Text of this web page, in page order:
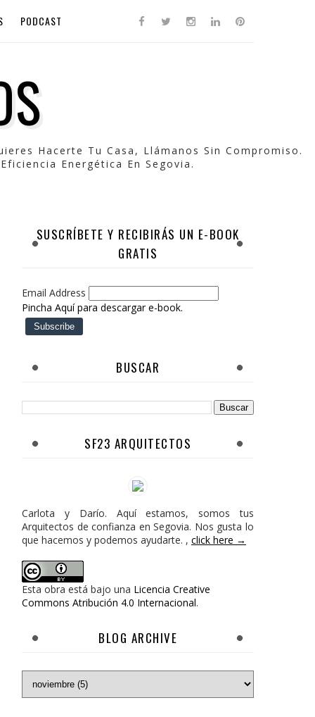
PODCAST
Hacerte Tu Casa, Llámanos Sin Compromiso.
Energética En Segovia.
SUSCRÍBETE Y RECIBIRÁS UN E-BOOK
GRATIS
Email Address
Pincha Aquí para descargar e-book.
BUSCAR
SF23 ARQUITECTOS
Carlota y Darío. Aquí estamos, somos tus
Arquitectos de confianza en Segovia. Nos gusta lo
que hacemos y podemos ayudarte. , click here →
Esta obra está bajo una Licencia Creative
Commons Atribución 4.0 Internacional.
BLOG ARCHIVE